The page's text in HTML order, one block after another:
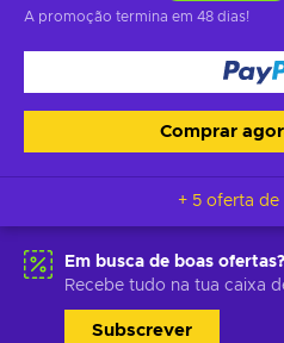
A promoção termina em 48 dias!
Comprar
+ 5 oferta de
Em busca de boas ofertas?
Recebe tudo na tua caixa
Subscrever